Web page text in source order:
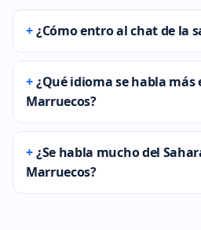
¿Cómo entro al chat de la
¿Qué idioma se habla más
Marruecos?
¿Se habla mucho del
Marruecos?